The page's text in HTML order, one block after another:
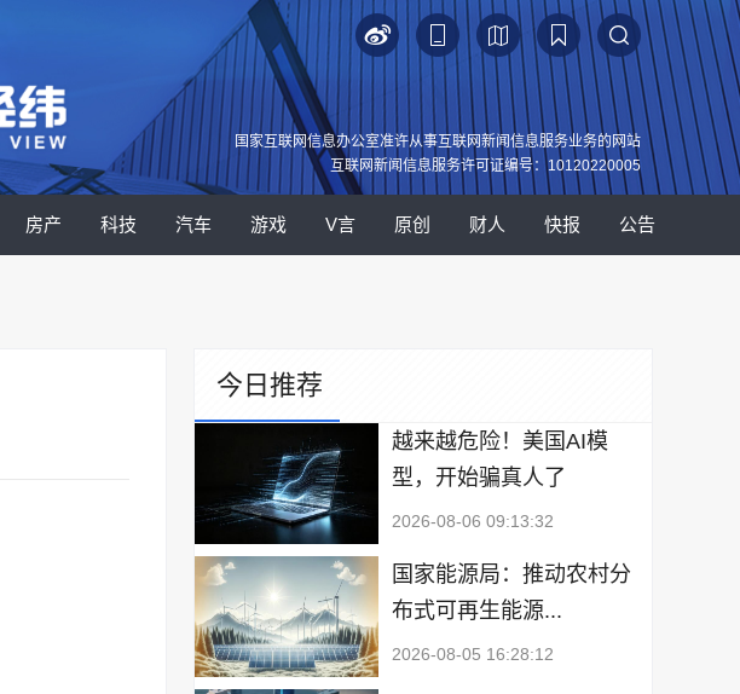
国家互联网信息办公室准许从事互联网新闻信息服务业务的网站
互联网新闻信息服务许可证编号：10120220005
房产 科技 汽车 游戏 V言 原创 财人 快报 公告
今日推荐
越来越危险！美国AI模
型，开始骗真人了
2026-08-06 09:13:32
国家能源局：推动农村分
布式可再生能源...
2026-08-05 16:28:12